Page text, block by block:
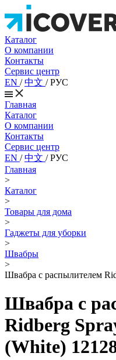
Каталог
О компании
Контакты
Сервис центр
EN /中文 /РУС
Главная
Каталог
О компании
Контакты
Сервис центр
EN /中文 /РУС
Главная
>
Каталог
>
Товары для дома
>
Гаджеты для уборки
>
Швабры
>
Швабра с распылителем
Швабра с
Ridberg
(White)